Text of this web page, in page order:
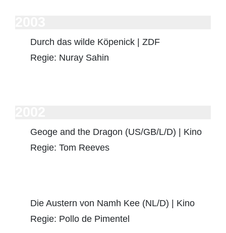
Durch das wilde Köpenick | ZDF
Regie: Nuray Sahin
Geoge and the Dragon (US/GB/L/D) | Kino
Regie: Tom Reeves
Die Austern von Namh Kee (NL/D) | Kino
Regie: Pollo de Pimentel